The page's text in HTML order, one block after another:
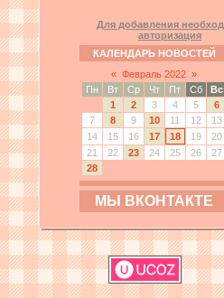
Для добавления
авторизация
КАЛЕНДАРЬ НОВОСТЕЙ
« Февраль 2022 »
Пн
Вт Ср Чт Пт Сб
Вс
1
2 3 4 5
6
7
8 9 10 11 12
13
14
15 16 17 18 19
20
21
22 23 24 25 26
27
28
МЫ ВКОНТАКТЕ